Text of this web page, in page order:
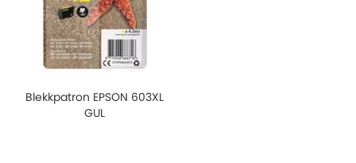
Blekkpatron EPSON 603XL
GUL